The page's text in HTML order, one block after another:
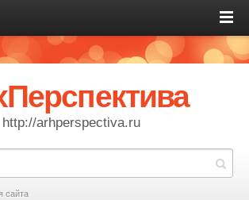
http://arhperspectiva.ru
сайта